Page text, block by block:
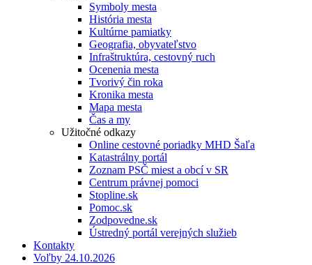
Symboly mesta
História mesta
Kultúrne pamiatky
Geografia, obyvateľstvo
Infraštruktúra, cestovný ruch
Ocenenia mesta
Tvorivý čin roka
Kronika mesta
Mapa mesta
Čas a my
Užitočné odkazy
Online cestovné poriadky MHD Šaľa
Katastrálny portál
Zoznam PSČ miest a obcí v SR
Centrum právnej pomoci
Stopline.sk
Pomoc.sk
Zodpovedne.sk
Ústredný portál verejných služieb
Kontakty
Voľby 24.10.2026